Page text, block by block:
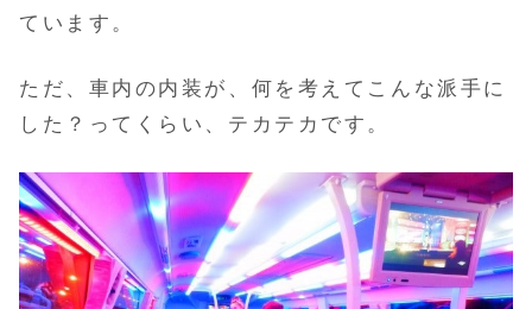
ています。
ただ、車内の内装が、何を考えてこんな派手に
した？ってくらい、テカテカです。